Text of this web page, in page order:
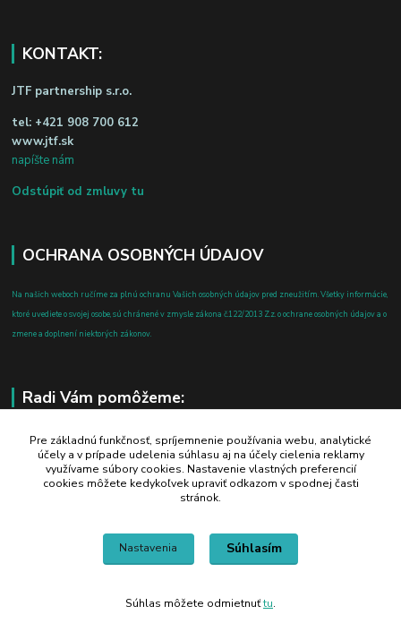
KONTAKT:
JTF partnership s.r.o.
tel: +421 908 700 612
www.jtf.sk
napíšte nám
Odstúpiť od zmluvy tu
OCHRANA OSOBNÝCH ÚDAJOV
Na našich weboch ručíme za plnú ochranu Vašich osobných údajov pred zneužitím. Všetky informácie,
ktoré uvediete o svojej osobe, sú chránené v zmysle zákona č.122/2013 Z.z. o ochrane osobných údajov a o
zmene a doplnení niektorých zákonov.
Radi Vám pomôžeme:
+421 908 700 612
po-pia: 8.00 - 16.00
business@jtf.sk
Pre základnú funkčnosť, spríjemnenie používania webu, analytické
účely a v prípade udelenia súhlasu aj na účely cielenia reklamy
využívame súbory cookies. Nastavenie vlastných preferencií
cookies môžete kedykoľvek upraviť odkazom v spodnej časti
stránok.
Nastavenia Súhlasím
Súhlas môžete odmietnuťtu.